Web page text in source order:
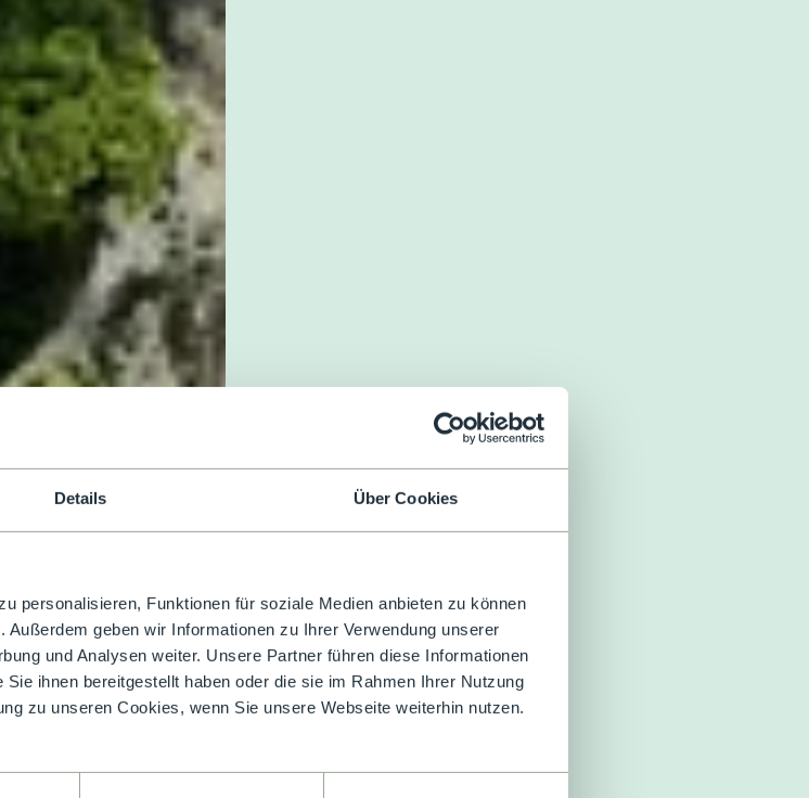
Details Über Cookies
personalisieren, Funktionen für soziale Medien anbieten zu können
geben wir Informationen zu Ihrer Verwendung unserer
und Analysen weiter. Unsere Partner führen diese Informationen
ihnen bereitgestellt haben oder die sie im Rahmen Ihrer Nutzung
zu unseren Cookies, wenn Sie unsere Webseite weiterhin nutzen.